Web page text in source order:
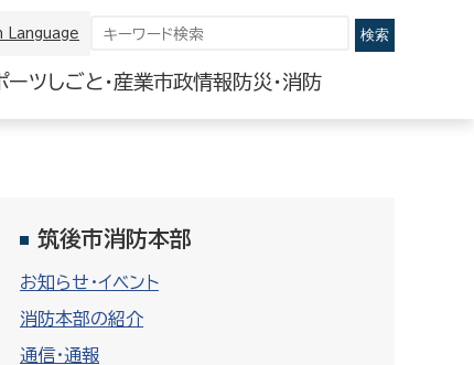
Language
ーツしごと・産業市政情報 防災・消防
筑後市消防本部
お知らせ・イベント
消防本部の紹介
通信・通報